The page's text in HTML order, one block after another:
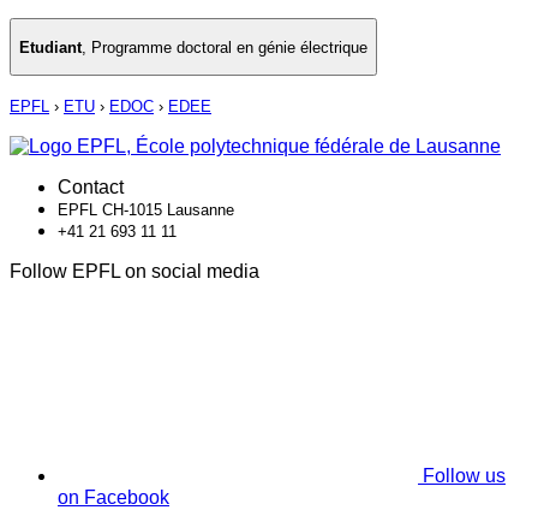
Etudiant Programme doctoral en génie électrique
EPFL › ETU › EDOC › EDEE
Contact
EPFL CH-1015 Lausanne
+41 21 693 11 11
Follow EPFL on social media
Follow us
on Facebook